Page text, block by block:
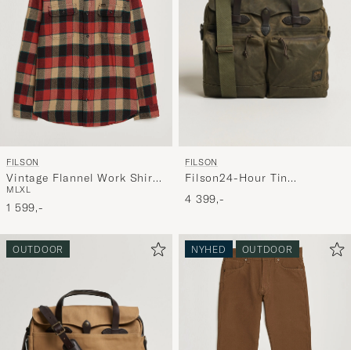
FILSON
Vintage Flannel Work Shirt
Red/Cream
M LXL
1 599,-
FILSON
Filson24-Hour Tin
BriefcaseOtter Green
4 399,-
OUTDOOR NYHED OUTDOOR